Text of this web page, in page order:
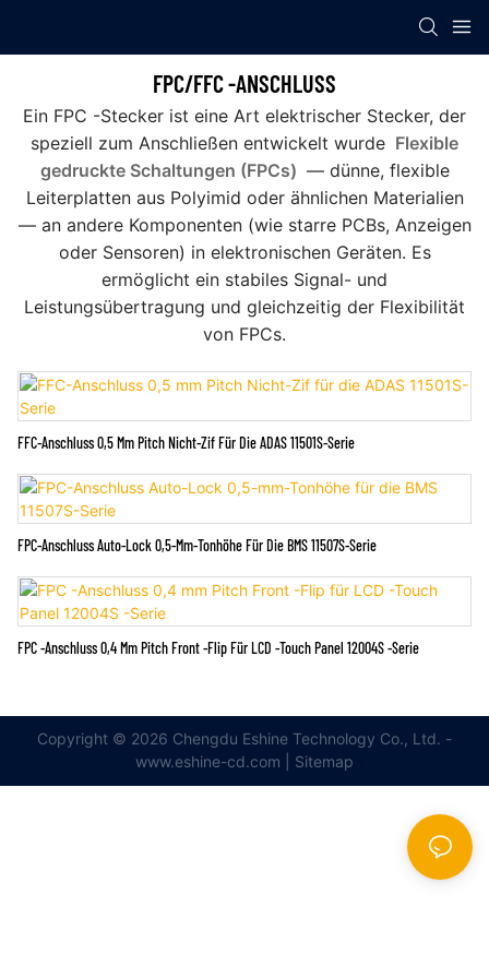
FPC/FFC -ANSCHLUSS
Ein FPC -Stecker ist eine Art elektrischer Stecker, der
speziell zum Anschließen entwickelt wurde Flexible
gedruckte Schaltungen (FPCs) — dünne, flexible
Leiterplatten aus Polyimid oder ähnlichen Materialien
— an andere Komponenten (wie starre PCBs, Anzeigen
oder Sensoren) in elektronischen Geräten. Es
ermöglicht ein stabiles Signal- und
Leistungsübertragung und gleichzeitig der Flexibilität
von FPCs.
FFC-Anschluss 0,5 Mm Pitch Nicht-Zif Für Die ADAS 11501S-Serie
FPC-Anschluss Auto-Lock 0,5-Mm-Tonhöhe Für Die BMS 11507S-Serie
FPC -Anschluss 0,4 Mm Pitch Front -Flip Für LCD -Touch Panel 12004S -Serie
Copyright © 2026 Chengdu Eshine Technology Co., Ltd. -
www.eshine-cd.com | Sitemap